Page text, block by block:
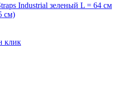
Industrial зеленый L = 64 см
см)
клик